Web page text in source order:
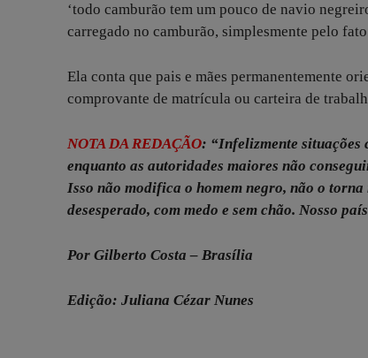
‘todo camburão tem um pouco de navio
carregado no camburão, simplesmente pelo
Ela conta que pais e mães permanentemente
comprovante de matrícula ou carteira de
NOTA DA REDAÇÃO: “Infelizmente situações
enquanto as autoridades maiores não
Isso não modifica o homem negro, não o
desesperado, com medo e sem chão. Nosso
Por Gilberto Costa – Brasília
Edição: Juliana Cézar Nunes